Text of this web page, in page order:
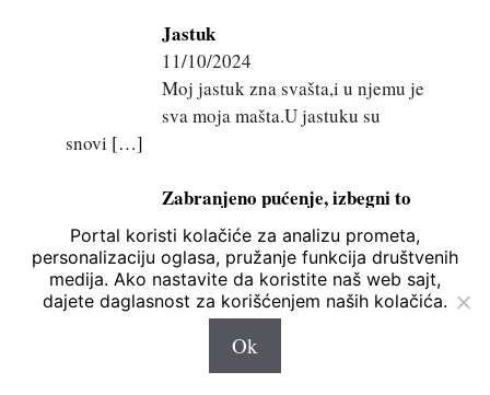
Jastuk
11/10/2024
Moj jastuk zna svašta,i u njemu je
sva moja mašta.U jastuku su
snovi […]
Zabranjeno pućenje, izbegni to
mučenje
10/10/2024
Toliko pućenja, mučenja i
provedenog vremena za dobru sliku se utroši
Portal koristi kolačiće za analizu prometa,
personalizaciju oglasa, pružanje funkcija društvenih
medija. Ako nastavite da koristite naš web sajt,
dajete daglasnost za korišćenjem naših kolačića.
Ok